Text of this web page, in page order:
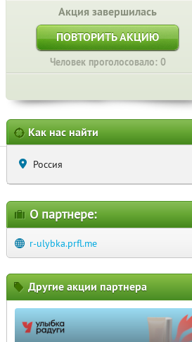
Акция завершилась
ПОВТОРИТЬ АКЦИЮ
Человек проголосовало: 0
Как нас найти
Россия
О партнере:
r-ulybka.prfl.me
Другие акции партнера